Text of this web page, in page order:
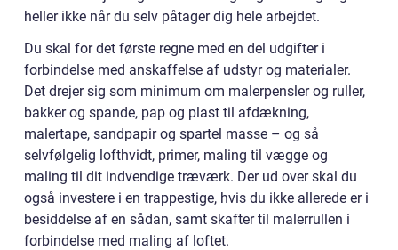
heller ikke når du selv påtager dig hele arbejdet.
Du skal for det første regne med en del udgifter i
forbindelse med anskaffelse af udstyr og materialer.
Det drejer sig som minimum om malerpensler og ruller,
bakker og spande, pap og plast til afdækning,
malertape, sandpapir og spartel masse – og så
selvfølgelig lofthvidt, primer, maling til vægge og
maling til dit indvendige træværk. Der ud over skal du
også investere i en trappestige, hvis du ikke allerede er i
besiddelse af en sådan, samt skafter til malerrullen i
forbindelse med maling af loftet.